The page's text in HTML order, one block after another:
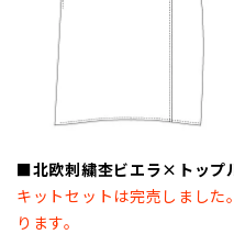
■北欧刺繍杢ビエラ×トップ
キットセットは完売しまし
ります。